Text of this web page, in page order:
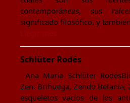
contemporáneas, sus
significado filosófico, y
Schlüter Rodés
Ana María Schlüter
Zen. Brihuega, Zendo Betania,
esqueletos vacíos de los